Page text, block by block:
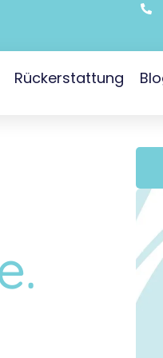
Rückerstattung